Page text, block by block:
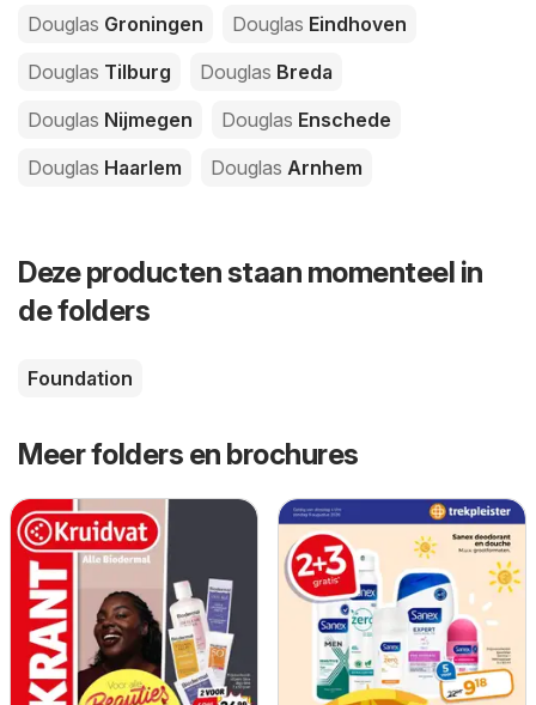
Douglas Groningen Douglas Eindhoven
Douglas Tilburg Douglas Breda
Douglas Nijmegen Douglas Enschede
Douglas Haarlem Douglas Arnhem
Deze producten staan momenteel in
de folders
Foundation
Meer folders en brochures